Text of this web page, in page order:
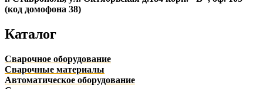
(код домофона 38)
Каталог
Сварочное оборудование
Сварочные материалы
Автоматическое оборудование